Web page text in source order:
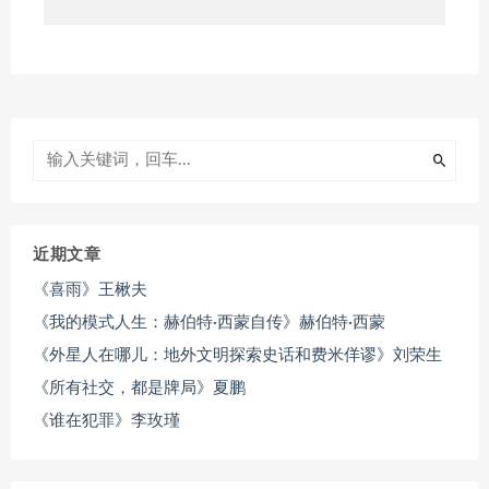
近期文章
《喜雨》王楸夫
《我的模式人生：赫伯特·西蒙自传》赫伯特·西蒙
《外星人在哪儿：地外文明探索史话和费米佯谬》刘荣生
《所有社交，都是牌局》夏鹏
《谁在犯罪》李玫瑾